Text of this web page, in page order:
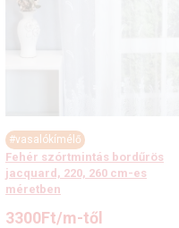
#vasalókímélő
Fehér szórtmintás bordűrös
jacquard, 220, 260 cm-es
méretben
3300Ft/m-től